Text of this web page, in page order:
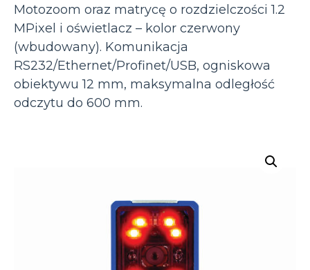
Motozoom oraz matrycę o rozdzielczości 1.2
MPixel i oświetlacz – kolor czerwony
(wbudowany). Komunikacja
RS232/Ethernet/Profinet/USB, ogniskowa
obiektywu 12 mm, maksymalna odległość
odczytu do 600 mm.